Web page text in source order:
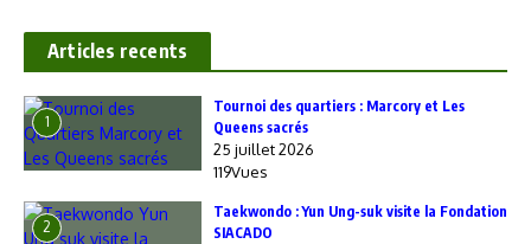
Articles recents
1
‎Tournoi des quartiers : Marcory et Les
Queens sacrés
25 juillet 2026
119Vues
2
Taekwondo : Yun Ung-suk visite la Fondation
SIACADO